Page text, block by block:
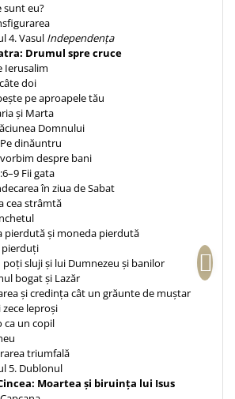
sunt eu?
4. Vasul Independența
Drumul spre cruce
Ierusalim
doi
pe aproapele tău
și Marta
Domnului
dinăuntru
vorbim despre bani
Fii gata
în ziua de Sabat
cea strâmtă
pierdută și moneda pierdută
pierduți
poți sluji și lui Dumnezeu și banilor
bogat și Lazăr
și credința cât un grăunte de muștar
zece leproși
ca un copil
triumfală
5. Dublonul
Moartea și biruința lui Isus